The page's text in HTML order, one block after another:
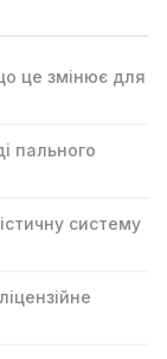
це змінює для
пального
систему